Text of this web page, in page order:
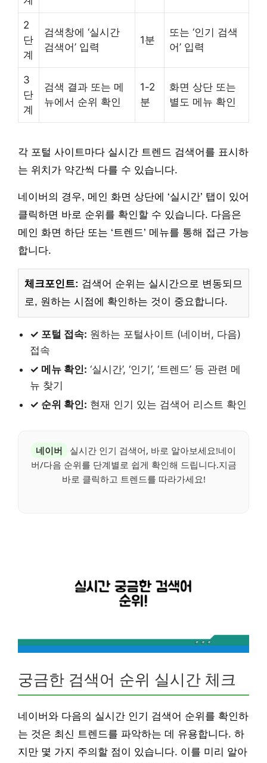
2
단
계
검색창에 ‘실시간
검색어’ 입력
1분
또는 ‘인기 검색
어’ 입력
3
단
계
검색 결과 또는 메
뉴에서 순위 확인
1-2
분
화면 상단 또는
별도 메뉴 확인
각 포털 사이트마다 실시간 트렌드 검색어를 표시하
는 위치가 약간씩 다를 수 있습니다.
네이버의 경우, 메인 화면 상단에 ‘실시간’ 탭이 있어
클릭하면 바로 순위를 확인할 수 있습니다. 다음은
메인 화면 하단 또는 ‘트렌드’ 메뉴를 통해 접근 가능
합니다.
체크포인트: 검색어 순위는 실시간으로 변동되므
로, 원하는 시점에 확인하는 것이 중요합니다.
✓ 포털 접속: 원하는 포털사이트 (네이버, 다음)
접속
✓ 메뉴 확인: ‘실시간’, ‘인기’, ‘트렌드’ 등 관련 메
뉴 찾기
✓ 순위 확인: 현재 인기 있는 검색어 리스트 확인
네이버
실시간 인기 검색어, 바로 알아보세요!네이
버/다음 순위를 단계별로 쉽게 확인해 드립니다.지금
바로 클릭하고 트렌드를 따라가세요!
궁금한 검색어 순위 실시간 체크
네이버와 다음의 실시간 인기 검색어 순위를 확인하
는 것은 최신 트렌드를 파악하는 데 유용합니다. 하
지만 몇 가지 주의할 점이 있습니다. 이를 미리 알아